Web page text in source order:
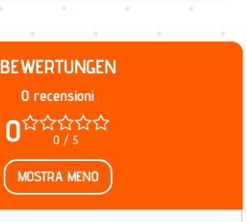
BEWERTUNGEN
0 0 / 5
0 recensioni
MOSTRA MENO